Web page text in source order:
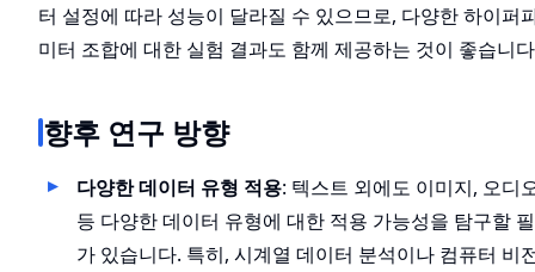
터 설정에 따라 성능이 달라질 수 있으므로, 다양한 하이퍼
미터 조합에 대한 실험 결과도 함께 제공하는 것이 좋습니
향후 연구 방향
다양한 데이터 유형 적용: 텍스트 외에도 이미지, 오디
등 다양한 데이터 유형에 대한 적용 가능성을 탐구할
가 있습니다. 특히, 시계열 데이터 분석이나 컴퓨터 비